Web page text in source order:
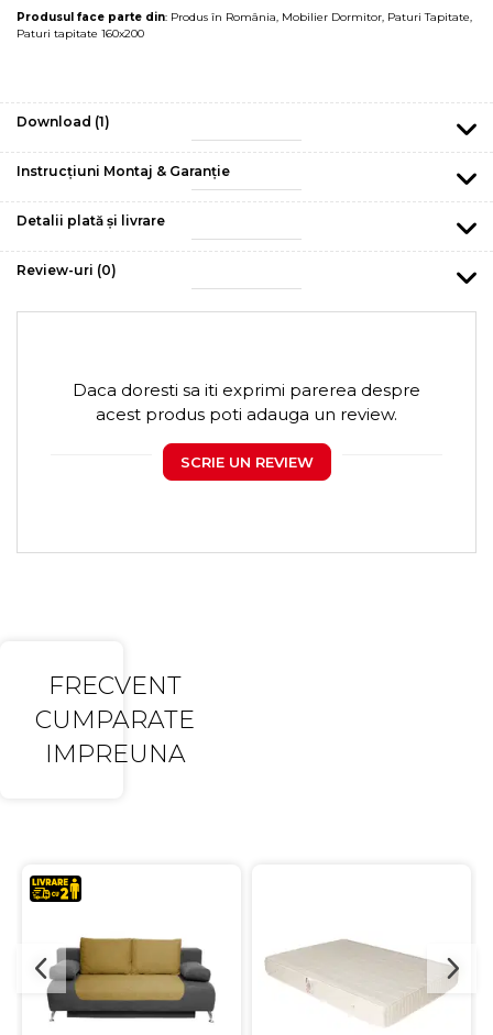
Produsul face parte din: Produs în România, Mobilier Dormitor, Paturi Tapitate,
Paturi tapitate 160x200
Download (1)
Instrucțiuni Montaj & Garanție
Detalii plată și livrare
Review-uri (0)
Daca doresti sa iti exprimi parerea despre
acest produs poti adauga un review.
SCRIE UN REVIEW
FRECVENT
CUMPARATE
IMPREUNA